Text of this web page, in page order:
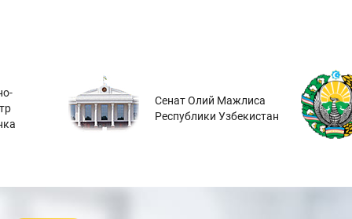
Сенат Олий Мажлиса
Республики Узбекистан